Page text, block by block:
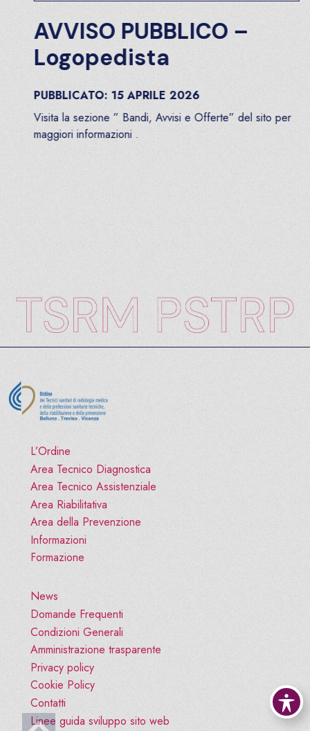
AVVISO PUBBLICO –
Logopedista
PUBBLICATO:15 APRILE 2026
Visita la sezione ” Bandi, Avvisi e Offerte” del sito per
maggiori informazioni .
L’Ordine
Area Tecnico Diagnostica
Area Tecnico Assistenziale
Area Riabilitativa
Area della Prevenzione
Informazioni
Formazione
News
Domande Frequenti
Condizioni Generali
Amministrazione trasparente
Privacy policy
Cookie Policy
Contatti
Linee guida sviluppo sito web
Vai all'inizio pagina